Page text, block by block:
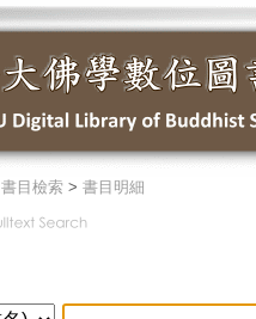
書目檢索> 書目明細